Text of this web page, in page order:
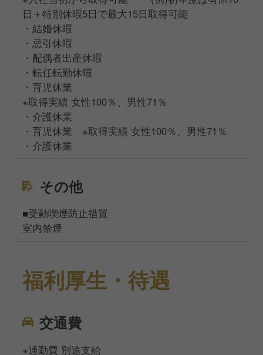
日＋特別休暇5日で最大15日取得可能
・結婚休暇
・忌引休暇
・配偶者出産休暇
・転任転勤休暇
・育児休業
※取得実績 女性100％、男性71％
・介護休業
・育児休業 ※取得実績 女性100％、男性71％
・介護休業
その他
■受動喫煙防止措置
室内禁煙
福利厚生・待遇
交通費
※通勤費 別途支給